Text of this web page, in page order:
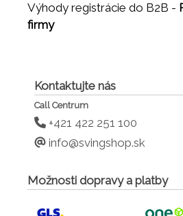
Výhody registrácie do B2B -
firmy
Kontaktujte nás
Call Centrum
+421 422 251 100
info@svingshop.sk
Možnosti dopravy a platby